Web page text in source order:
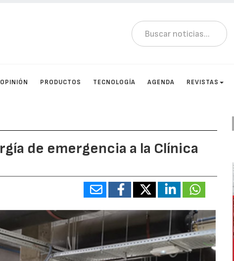
OPINIÓN PRODUCTOS TECNOLOGÍA AGENDA REVISTAS
de emergencia a la Clínica